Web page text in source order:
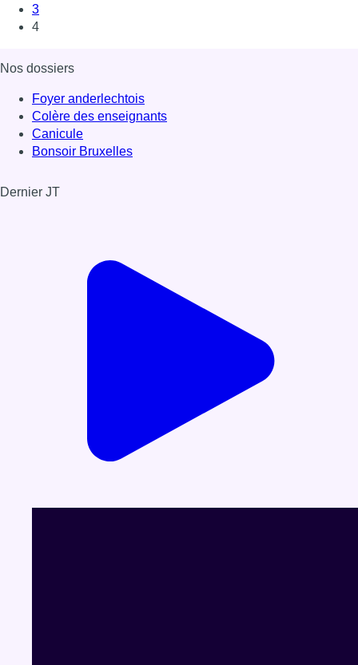
3
4
Nos dossiers
Foyer anderlechtois
Colère des enseignants
Canicule
Bonsoir Bruxelles
Dernier JT